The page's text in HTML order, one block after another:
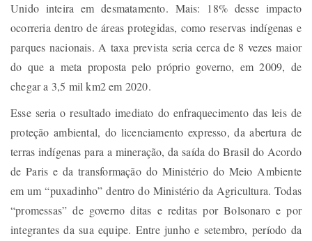
Unido inteira em desmatamento. Mais: 18% desse impacto
ocorreria dentro de áreas protegidas, como reservas indígenas e
parques nacionais. A taxa prevista seria cerca de 8 vezes maior
do que a meta proposta pelo próprio governo, em 2009, de
chegar a 3,5 mil km2 em 2020.
Esse seria o resultado imediato do enfraquecimento das leis de
proteção ambiental, do licenciamento expresso, da abertura de
terras indígenas para a mineração, da saída do Brasil do Acordo
de Paris e da transformação do Ministério do Meio Ambiente
em um “puxadinho” dentro do Ministério da Agricultura. Todas
“promessas” de governo ditas e reditas por Bolsonaro e por
integrantes da sua equipe. Entre junho e setembro, período da